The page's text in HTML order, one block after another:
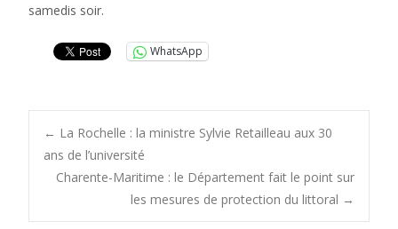
samedis soir.
WhatsApp
Post
navigation
← La Rochelle : la ministre Sylvie Retailleau aux 30
ans de l’université
Charente-Maritime : le Département fait le point sur
les mesures de protection du littoral →